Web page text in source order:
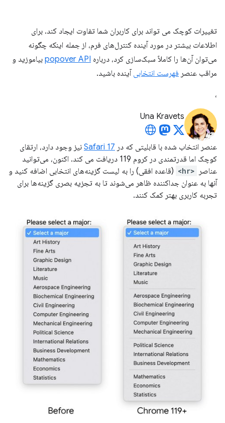
تغییرات کوچک می تواند برای کاربران شما تفاوت ایجاد کند. برای
اطلاعات بیشتر در مورد آینده کنترل‌های فرم، از جمله اینکه چگونه
می‌توان آن‌ها را کاملاً سبک‌سازی کرد، درباره popover API بیاموزید و
مراقب عنصر فهرست انتخابی آینده باشید.
،
Una Kravets
عنصر انتخاب شده با قابلیتی که در Safari 17 نیز وجود دارد، ارتقای
کوچک اما قدرتمندی در کروم 119 دریافت می کند. اکنون، می‌توانید
عناصر
<hr>
(قاعده افقی) را به لیست گزینه‌های انتخابی اضافه کنید و
آنها به عنوان جداکننده ظاهر می‌شوند تا به تجزیه بصری گزینه‌ها برای
تجربه کاربری بهتر کمک کنند.